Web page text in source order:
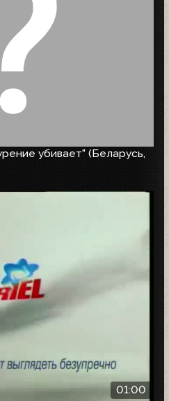
убивает" (Беларусь,
01:00